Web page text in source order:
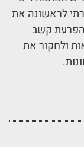
לראשונה את
הפרעת קשב
ולחקור את